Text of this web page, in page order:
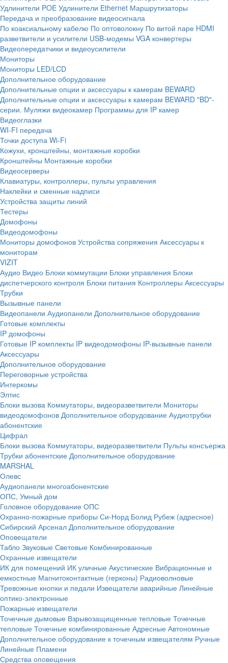
Удлинители POE Удлинители Ethernet Маршрутизаторы
Передача и преобразование видеосигнала
По коаксиальному кабелю По оптоволокну По витой паре HDMI
разветвители и усилители USB-модемы VGA конвертеры
Видеопередатчики и видеоусилители
Мониторы
Мониторы LED/LCD
Дополнительное оборудование
Дополнительные опции и аксессуары к камерам BEWARD
Дополнительные опции и аксессуары к камерам BEWARD "BD"-
серии. Муляжи видеокамер Программы для IP камер
Видеоглазки
WI-FI передача
Точки доступа Wi-Fi
Кожухи, кронштейны, монтажные коробки
Кронштейны Монтажные коробки
Видеосерверы
Клавиатуры, контроллеры, пульты управления
Наклейки и сменные надписи
Устройства защиты линий
Тестеры
Домофоны
Видеодомофоны
Мониторы домофонов Устройства сопряжения Аксессуары к
мониторам
VIZIT
Аудио Видео Блоки коммутации Блоки управления Блоки
диспетчерского контроля Блоки питания Контроллеры Аксессуары
Трубки
Вызывные панели
Видеопанели Аудиопанели Дополнительное оборудование
Готовые комплекты
IP домофоны
Готовые IP комплекты IP видеодомофоны IP-вызывные панели
Аксессуары
Дополнительное оборудование
Переговорные устройства
Интеркомы
Элтис
Блоки вызова Коммутаторы, видеоразветвители Мониторы
видеодомофонов Дополнительное оборудование Аудиотрубки
абонентские
Цифрал
Блоки вызова Коммутаторы, видеоразветвители Пульты консъержа
Трубки абонентские Дополнительное оборудование
MARSHAL
Олевс
Аудиопанели многоабонентские
ОПС, Умный дом
Головное оборудование ОПС
Охранно-пожарные приборы Си-Норд Болид Рубеж (адресное)
Сибирский Арсенал Дополнительное оборудование
Оповещатели
Табло Звуковые Световые Комбинированные
Охранные извещатели
ИК для помещений ИК уличные Акустические Вибрационные и
емкостные Магнитоконтактные (герконы) Радиоволновые
Тревожные кнопки и педали Извещатели аварийные Линейные
оптико-электронные
Пожарные извещатели
Точечные дымовые Взрывозащищенные тепловые Точечные
тепловые Точечные комбинированные Адресные Автономные
Дополнительное оборудование к точечным извещателям Ручные
Линейные Пламени
Средства оповещения